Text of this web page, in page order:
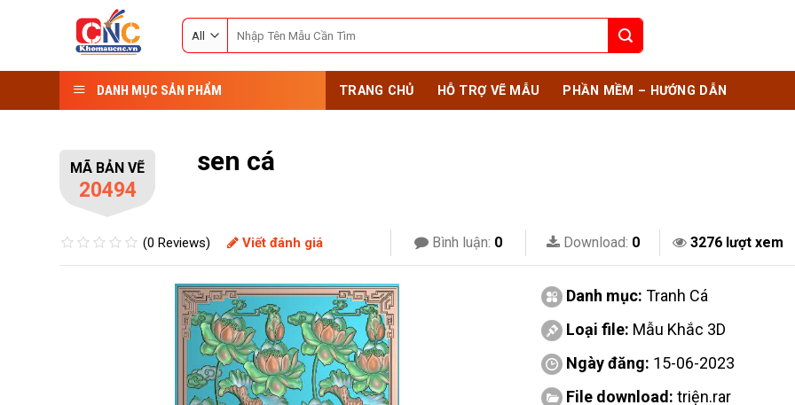
for:
DANH MỤC SẢN PHẨM TRANG CHỦ HỖ TRỢ VẼ MẪU PHẦN MỀM – HƯỚNG DẪN
MÃ BẢN VẼ
20494
sen cá
(0 Reviews) Viết đánh giá Bình luận: 0 Download: 0 3276 lượt xem
Danh mục: Tranh Cá
Loại file: Mẫu Khắc 3D
Ngày đăng: 15-06-2023
File download: triện.rar